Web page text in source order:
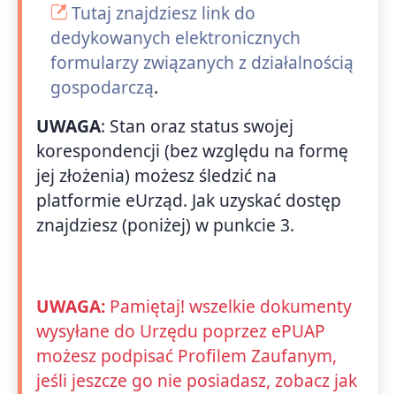
Tutaj znajdziesz link do
dedykowanych elektronicznych
formularzy związanych z działalnością
gospodarczą.
UWAGA: Stan oraz status swojej
korespondencji (bez względu na formę
jej złożenia) możesz śledzić na
platformie eUrząd. Jak uzyskać dostęp
znajdziesz (poniżej) w punkcie 3.
UWAGA: Pamiętaj! wszelkie dokumenty
wysyłane do Urzędu poprzez ePUAP
możesz podpisać Profilem Zaufanym,
jeśli jeszcze go nie posiadasz, zobacz jak